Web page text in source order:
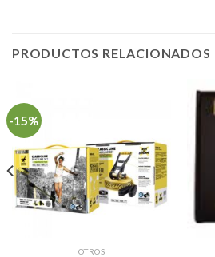
PRODUCTOS RELACIONADOS
-15%
OTROS